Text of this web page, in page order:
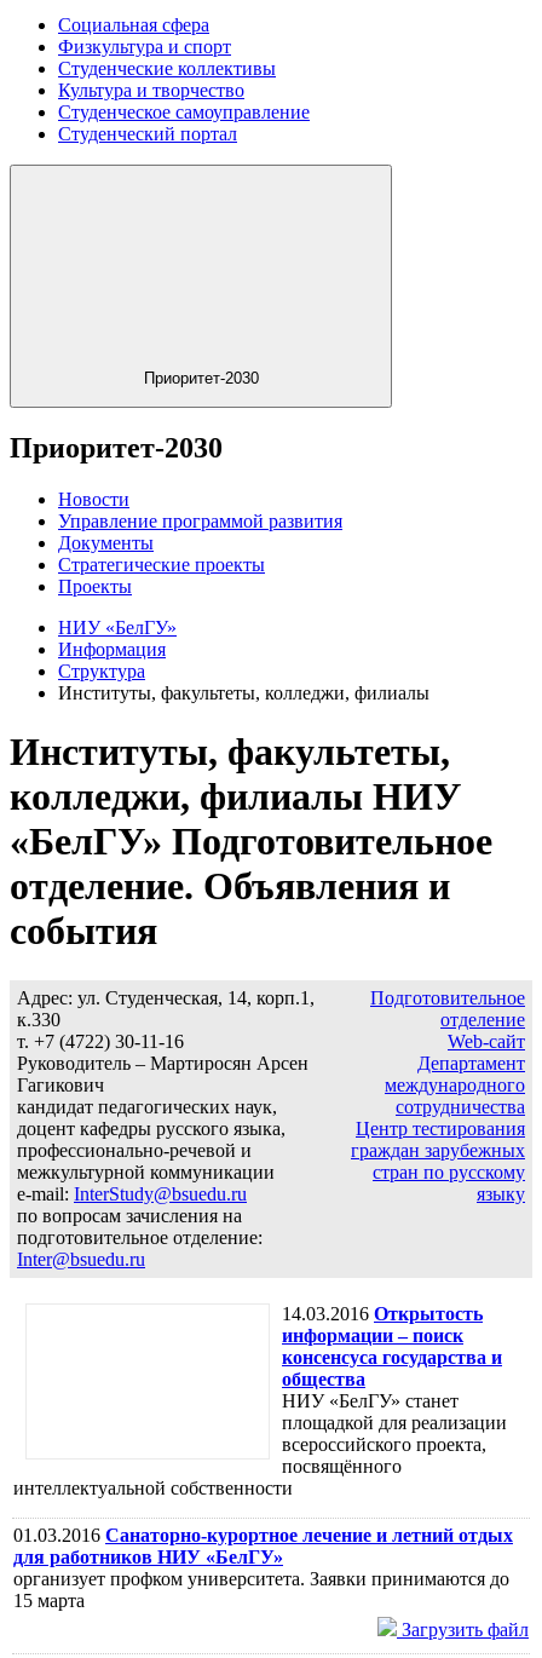
Социальная сфера
Физкультура и спорт
Студенческие коллективы
Культура и творчество
Студенческое самоуправление
Студенческий портал
Приоритет-2030
Приоритет-2030
Новости
Управление программой развития
Документы
Стратегические проекты
Проекты
НИУ «БелГУ»
Информация
Структура
Институты, факультеты, колледжи, филиалы
Институты, факультеты,
колледжи, филиалы НИУ
«БелГУ» Подготовительное
отделение. Объявления и
события
Адрес: ул. Студенческая, 14, корп.1,
к.330
т. +7 (4722) 30-11-16
Руководитель – Мартиросян Арсен
Гагикович
кандидат педагогических наук,
доцент кафедры русского языка,
профессионально-речевой и
межкультурной коммуникации
e-mail: InterStudy@bsuedu.ru
по вопросам зачисления на
подготовительное отделение:
Inter@bsuedu.ru
Подготовительное
отделение
Web-сайт
Департамент
международного
сотрудничества
Центр тестирования
граждан зарубежных
стран по русскому
языку
14.03.2016 Открытость
информации – поиск
консенсуса государства и
общества
НИУ «БелГУ» станет
площадкой для реализации
всероссийского проекта,
посвящённого
интеллектуальной собственности
01.03.2016 Санаторно-курортное лечение и летний отдых
для работников НИУ «БелГУ»
организует профком университета. Заявки принимаются до
15 марта
Загрузить файл